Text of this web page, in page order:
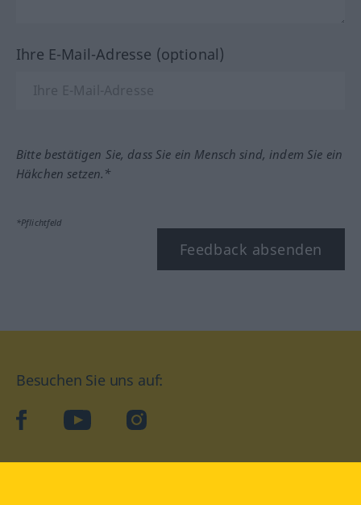
Ihre E-Mail-Adresse (optional)
Bitte bestätigen Sie, dass Sie ein Mensch sind, indem Sie ein
Häkchen setzen.*
*Pflichtfeld
Feedback absenden
Besuchen Sie uns auf:
facebookYouTube Instagram